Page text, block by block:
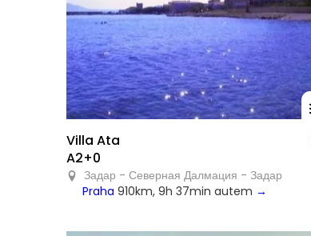
Villa Ata
A2+0
Задар - Северная Далмация - Задар
Praha 910km, 9h 37min autem →